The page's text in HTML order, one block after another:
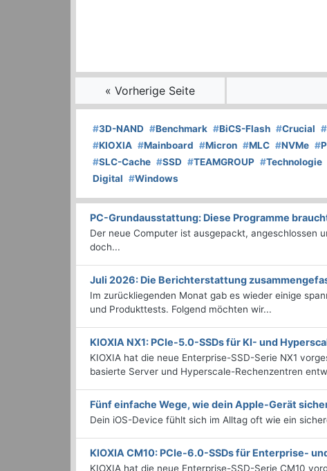
« Vorherige Seite
#3D-NAND #Benchmark #BiCS-Flash #Crucial #
#KIOXIA #Mainboard #Micron #MLC #NVMe #
#SLC-Cache #SSD #TEAMGROUP #Technologie
Digital #Windows
PC-Grundausstattung: Diese Programme
Der neue Computer ist ausgepackt, angeschlossen
doch...
Juli 2026: Die Bericht­erstattung
Im zurückliegenden Monat gab es wieder einige
und Produkttests. Folgend möchten wir...
KIOXIA NX1: PCIe-5.0-SSDs für KI- und
KIOXIA hat die neue Enterprise-SSD-Serie NX1
basierte Server und Hyperscale-Rechenzentren
Fünf einfache Wege, wie dein Apple-Gerät
Dein iOS-Device fühlt sich im Alltag oft wie ein
KIOXIA CM10: PCIe-6.0-SSDs für Enterprise-
KIOXIA hat die neue Enterprise-SSD-Serie CM10